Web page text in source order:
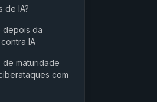
de IA?
depois da
IA
de maturidade
com